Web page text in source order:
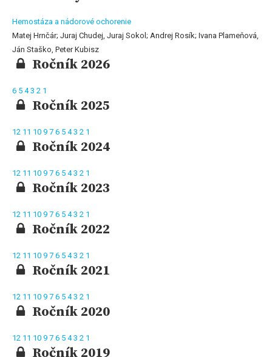
Hemostáza a nádorové ochorenie
Matej Hrnčár; Juraj Chudej, Juraj Sokol; Andrej Rosík; Ivana Plameňová,
Ján Staško, Peter Kubisz
Ročník 2026
6 5 43 2 1
Ročník 2025
12 11 10 9 7 6 5 43 2 1
Ročník 2024
12 11 10 9 7 6 5 43 2 1
Ročník 2023
12 11 10 9 7 6 5 43 2 1
Ročník 2022
12 11 10 9 7 6 5 43 2 1
Ročník 2021
12 11 10 9 7 6 5 43 2 1
Ročník 2020
12 11 10 9 7 6 5 43 2 1
Ročník 2019